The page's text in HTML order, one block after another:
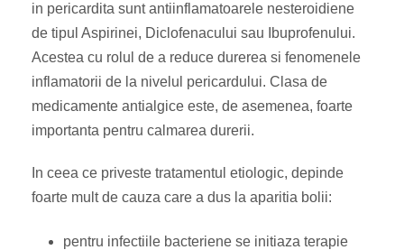
in pericardita sunt antiinflamatoarele nesteroidiene
de tipul Aspirinei, Diclofenacului sau Ibuprofenului.
Acestea cu rolul de a reduce durerea si fenomenele
inflamatorii de la nivelul pericardului. Clasa de
medicamente antialgice este, de asemenea, foarte
importanta pentru calmarea durerii.
In ceea ce priveste tratamentul etiologic, depinde
foarte mult de cauza care a dus la aparitia bolii:
pentru infectiile bacteriene se initiaza terapie